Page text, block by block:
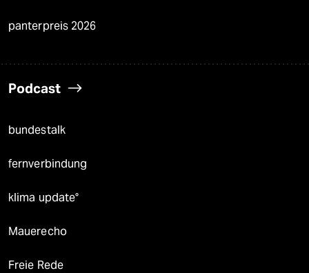
panterpreis 2026
Podcast
bundestalk
fernverbindung
klima update°
Mauerecho
Freie Rede